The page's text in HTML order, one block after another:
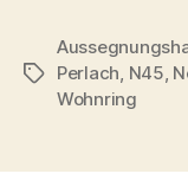
Schlagwörter
Perlach, N45,
Wohnring